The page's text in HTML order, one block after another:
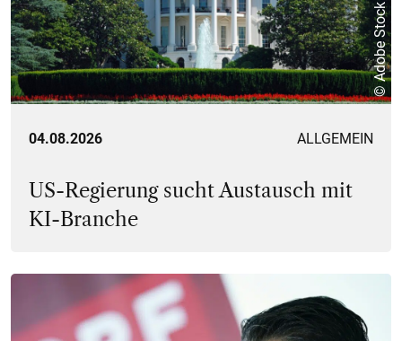
© Adobe Stock
04.08.2026 ALLGEMEIN
US-Regierung sucht Austausch mit
KI-Branche